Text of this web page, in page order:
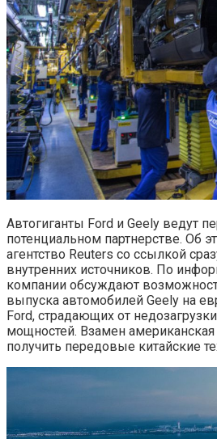
Автогиганты Ford и Geely ведут
потенциальном партнерстве. Об
агентство Reuters со ссылкой
внутренних источников. По
компании обсуждают
выпуска автомобилей Geely на
Ford, страдающих от
мощностей. Взамен
получить передовые китайские